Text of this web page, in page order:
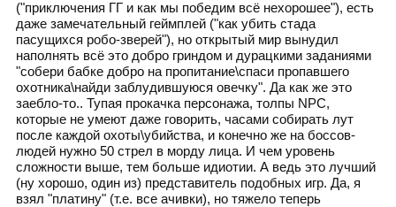
("приключения ГГ и как мы победим всё нехорошее"), есть
даже замечательный геймплей ("как убить стада
пасущихся робо-зверей"), но открытый мир вынудил
наполнять всё это добро гриндом и дурацкими заданиями
"собери бабке добро на пропитание\спаси пропавшего
охотника\найди заблудившуюся овечку". Да как же это
заебло-то.. Тупая прокачка персонажа, толпы NPC,
которые не умеют даже говорить, часами собирать лут
после каждой охоты\убийства, и конечно же на боссов-
людей нужно 50 стрел в морду лица. И чем уровень
сложности выше, тем больше идиотии. А ведь это лучший
(ну хорошо, один из) представитель подобных игр. Да, я
взял "платину" (т.е. все ачивки), но тяжело теперь